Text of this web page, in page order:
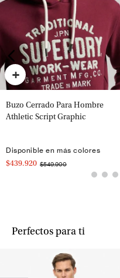
+
Buzo Cerrado Para Hombre
Athletic Script Graphic
Disponible en más colores
$439.920 $549.900
Perfectos para ti